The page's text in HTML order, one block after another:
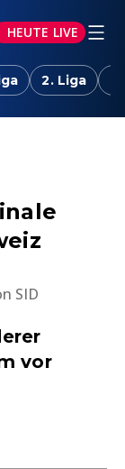
HEUTE LIVE
2. Liga
SID
vor